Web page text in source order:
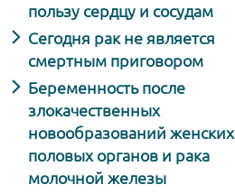
пользу сердцу и сосудам
Сегодня рак не является
смертным приговором
Беременность после
злокачественных
новообразований женских
половых органов и рака
молочной железы